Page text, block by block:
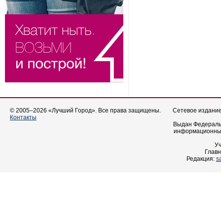
© 2005–2026 «Лучший Город». Все права защищены.
Контакты
Сетевое
Выдан
Редакция: